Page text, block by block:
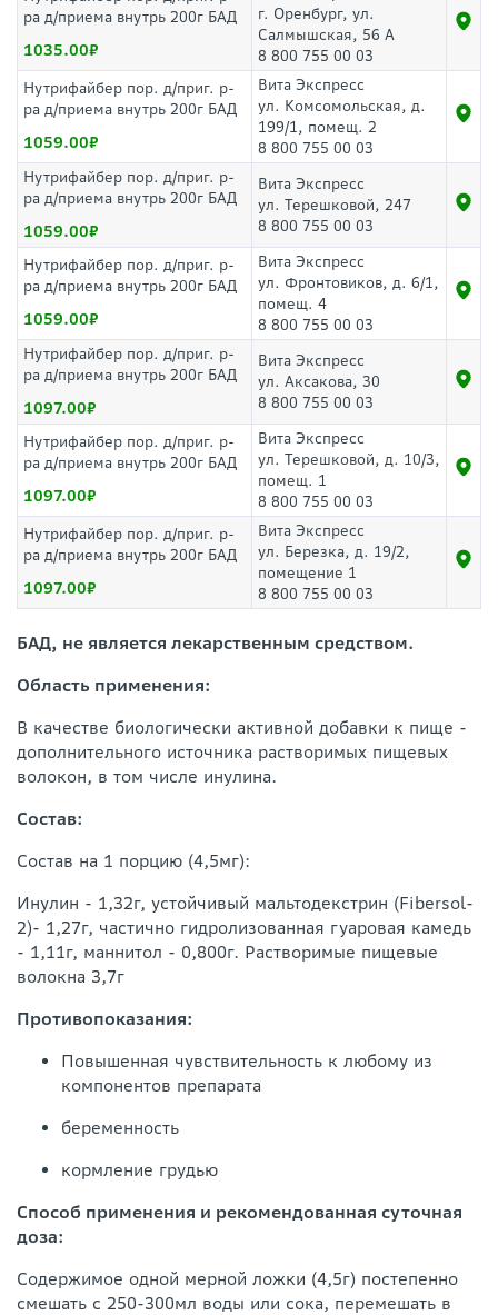
ра д/приема внутрь 200г БАД
1035.00
г. Оренбург, ул.
Салмышская, 56 А
8 800 755 00 03
Нутрифайбер пор. д/приг. р-
ра д/приема внутрь 200г БАД
1059.00
Вита Экспресс
ул. Комсомольская, д.
199/1, помещ. 2
8 800 755 00 03
Нутрифайбер пор. д/приг. р-
ра д/приема внутрь 200г БАД
1059.00
Вита Экспресс
ул. Терешковой, 247
8 800 755 00 03
Нутрифайбер пор. д/приг. р-
ра д/приема внутрь 200г БАД
1059.00
Вита Экспресс
ул. Фронтовиков, д. 6/1,
помещ. 4
8 800 755 00 03
Нутрифайбер пор. д/приг. р-
ра д/приема внутрь 200г БАД
1097.00
Вита Экспресс
ул. Аксакова, 30
8 800 755 00 03
Нутрифайбер пор. д/приг. р-
ра д/приема внутрь 200г БАД
1097.00
Вита Экспресс
ул. Терешковой, д. 10/3,
помещ. 1
8 800 755 00 03
Нутрифайбер пор. д/приг. р-
ра д/приема внутрь 200г БАД
1097.00
Вита Экспресс
ул. Березка, д. 19/2,
помещение 1
8 800 755 00 03
БАД, не является лекарственным средством.
Область применения:
В качестве биологически активной добавки к пище -
дополнительного источника растворимых пищевых
волокон, в том числе инулина.
Состав:
Состав на 1 порцию (4,5мг):
Инулин - 1,32г, устойчивый мальтодекстрин (Fibersol-
2)- 1,27г, частично гидролизованная гуаровая камедь
- 1,11г, маннитол - 0,800г. Растворимые пищевые
волокна 3,7г
Противопоказания:
Повышенная чувствительность к любому из
компонентов препарата
беременность
кормление грудью
Способ применения и рекомендованная суточная
доза:
Содержимое одной мерной ложки (4,5г) постепенно
смешать с 250-300мл воды или сока, перемешать в